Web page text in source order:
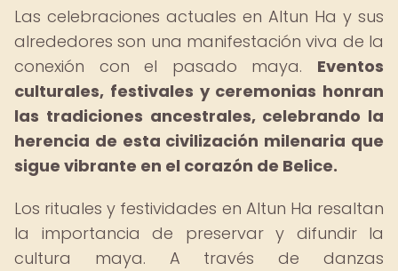
Las celebraciones actuales en Altun Ha y sus
alrededores son una manifestación viva de la
conexión con el pasado maya. Eventos
culturales, festivales y ceremonias honran
las tradiciones ancestrales, celebrando la
herencia de esta civilización milenaria que
sigue vibrante en el corazón de Belice.
Los rituales y festividades en Altun Ha resaltan
la importancia de preservar y difundir la
cultura maya. A través de danzas